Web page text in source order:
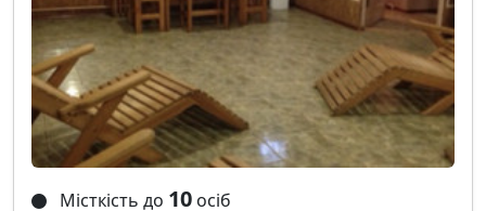
Місткість до 10 осіб